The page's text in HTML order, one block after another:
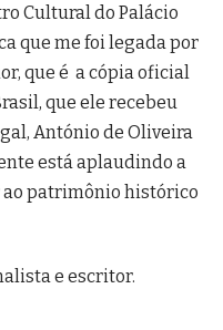
Cultural do Palácio
que me foi legada por
que é a cópia oficial
que ele recebeu
António de Oliveira
está aplaudindo a
patrimônio histórico
e escritor.